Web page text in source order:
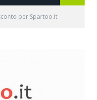
per Spartoo.it